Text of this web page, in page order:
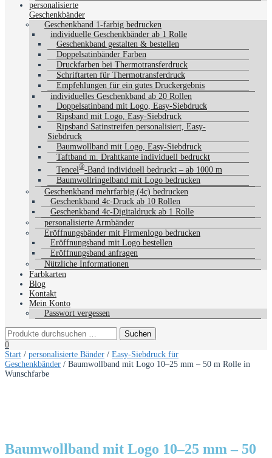
personalisierte
Geschenkbänder
Geschenkband 1-farbig bedrucken
individuelle Geschenkbänder ab 1 Rolle
Geschenkband gestalten & bestellen
Doppelsatinbänder Farben
Druckfarben bei Thermotransferdruck
Schriftarten für Thermotransferdruck
Empfehlungen für ein gutes Druckergebnis
individuelles Geschenkband ab 20 Rollen
Doppelsatinband mit Logo, Easy-Siebdruck
Ripsband mit Logo, Easy-Siebdruck
Ripsband Satinstreifen personalisiert, Easy-
Siebdruck
Baumwollband mit Logo, Easy-Siebdruck
Taftband m. Drahtkante individuell bedruckt
Tencel®-Band individuell bedruckt – ab 1000 m
Baumwollringelband mit Logo bedrucken
Geschenkband mehrfarbig (4c) bedrucken
Geschenkband 4c-Druck ab 10 Rollen
Geschenkband 4c-Digitaldruck ab 1 Rolle
personalisierte Armbänder
Eröffnungsbänder mit Firmenlogo bedrucken
Eröffnungsband mit Logo bestellen
Eröffnungsband anfragen
Nützliche Informationen
Farbkarten
Blog
Kontakt
Mein Konto
Passwort vergessen
0
Start / personalisierte Bänder / Easy-Siebdruck für
Geschenkbänder / Baumwollband mit Logo 10–25 mm – 50 m Rolle in
Wunschfarbe
Baumwollband mit Logo 10–25 mm – 50